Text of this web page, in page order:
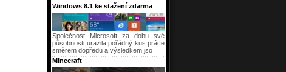
Windows 8.1 ke stažení zdarma
Společnost Microsoft za dobu své
působnosti urazila pořádný kus práce
směrem dopředu a výsledkem jso
Minecraft